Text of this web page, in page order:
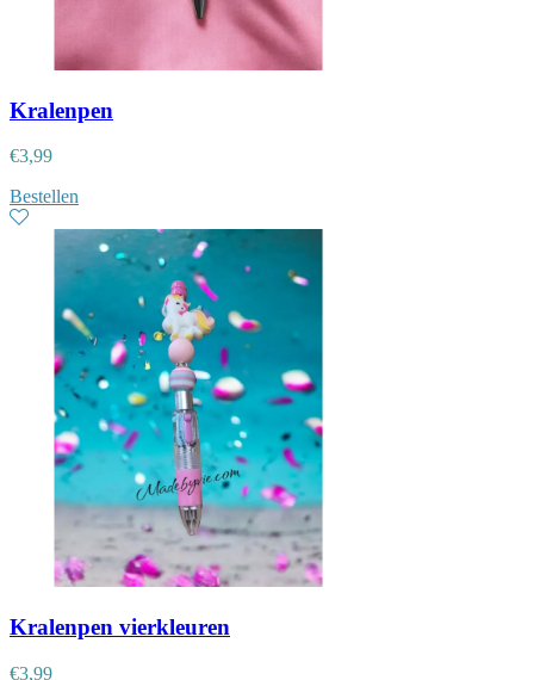
Kralenpen
€3,99
Bestellen
Kralenpen vierkleuren
€3,99